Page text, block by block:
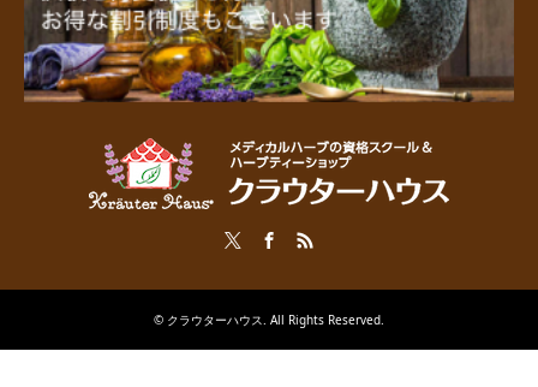
© クラウターハウス. All Rights Reserved.